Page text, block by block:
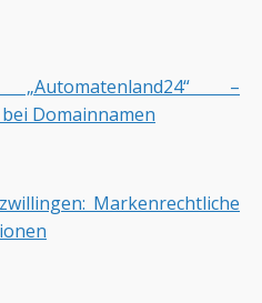
–
Domainnamen
Markenrechtliche